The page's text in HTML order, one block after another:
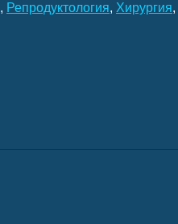
, Репродуктология, Хирургия,